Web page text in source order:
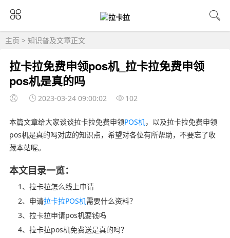
主页 > 知识普及文章正文
拉卡拉免费申领pos机_拉卡拉免费申领
pos机是真的吗
2023-03-24 09:00:02 102
本篇文章给大家谈谈拉卡拉免费申领POS机，以及拉卡拉免费申领
pos机是真的吗对应的知识点，希望对各位有所帮助，不要忘了收
藏本站喔。
本文目录一览：
1、拉卡拉怎么线上申请
2、申请拉卡拉POS机需要什么资料？
3、拉卡拉申请pos机要钱吗
4、拉卡拉pos机免费送是真的吗？